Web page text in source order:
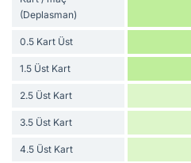
(Deplasman)
0.5 Kart Üst
1.5 Üst Kart
2.5 Üst Kart
3.5 Üst Kart
4.5 Üst Kart